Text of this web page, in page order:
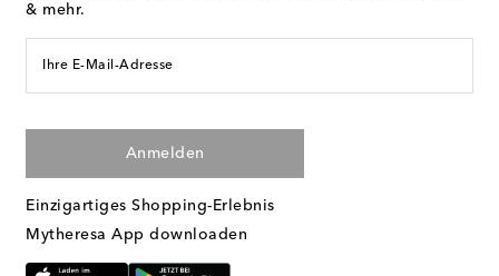
& mehr.
Ihre E-Mail-Adresse
Anmelden
Einzigartiges Shopping-Erlebnis
Mytheresa App downloaden